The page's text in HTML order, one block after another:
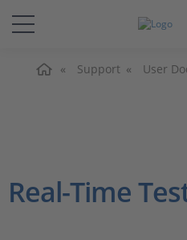
Solutions & Produits
Support User
Real-Time